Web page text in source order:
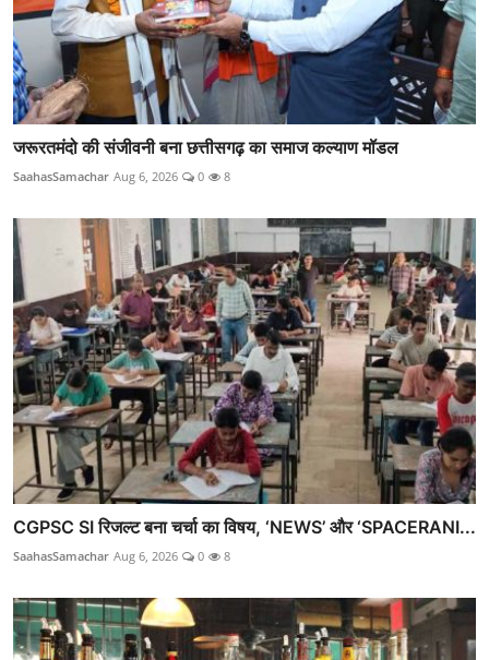
जरूरतमंदो की संजीवनी बना छत्तीसगढ़ का समाज कल्याण मॉडल
SaahasSamachar Aug 6, 2026 0 8
CGPSC SI रिजल्ट बना चर्चा का विषय, ‘NEWS’ और ‘SPACERANI...
SaahasSamachar Aug 6, 2026 0 8